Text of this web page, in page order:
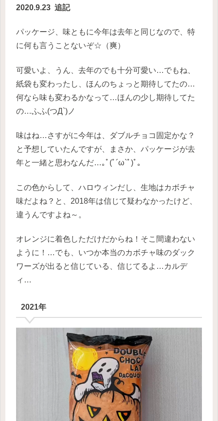
2020.9.23 追記
パッケージ、味ともに今年は去年と同じなので、特
に何も言うことないぞ☆（爽）
可愛いよ、うん、去年のでも十分可愛い…でもね、
紙袋も変わったし、ほんのちょっと期待してたの…
何なら味も変わるかなって…ほんの少し期待してた
の…ふふ(つД`)ノ
味はね…さすがに今年は、ダブルチョコ固定かな？
と予想していたんですが、まさか、パッケージが去
年と一緒と思わなんだ…｡ﾟ(ﾟ´ω`ﾟ)ﾟ｡
この色からして、ハロウィンだし、生地はカボチャ
味だよね？と、2018年は信じて疑わなかったけど、
違うんですよね～。
オレンジに着色しただけだからね！そこ間違わない
ように！…でも、いつか本当のカボチャ味のダック
ワーズが出ると信じている、信じてるよ…カルデ
ィ…
2021年